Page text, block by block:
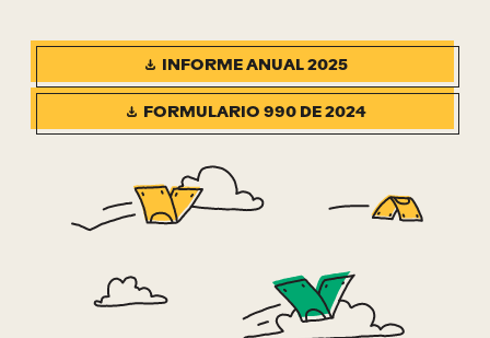
INFORME ANUAL 2025
FORMULARIO 990 DE 2024